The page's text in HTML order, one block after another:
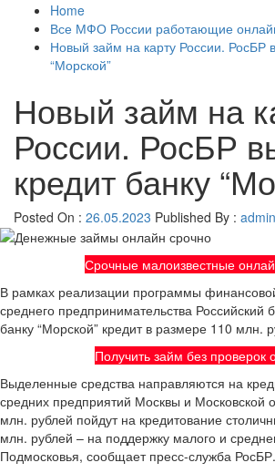
Home
Все МФО России работающие
Новый займ на карту России. РосБР
“Морской”
Новый займ на
России. РосБР
кредит банку
Posted On : 26.05.2023 Published By : admin
Срочные малоизвестные
В рамках реализации программы
среднего предпринимательства Российский
банку “Морской” кредит в размере 110 млн.
Получить займ без проверок
Выделенные средства направляются на
средних предприятий Москвы и Московской
млн. рублей пойдут на кредитование
млн. рублей – на поддержку малого и
Подмосковья, сообщает пресс-служба РосБР.